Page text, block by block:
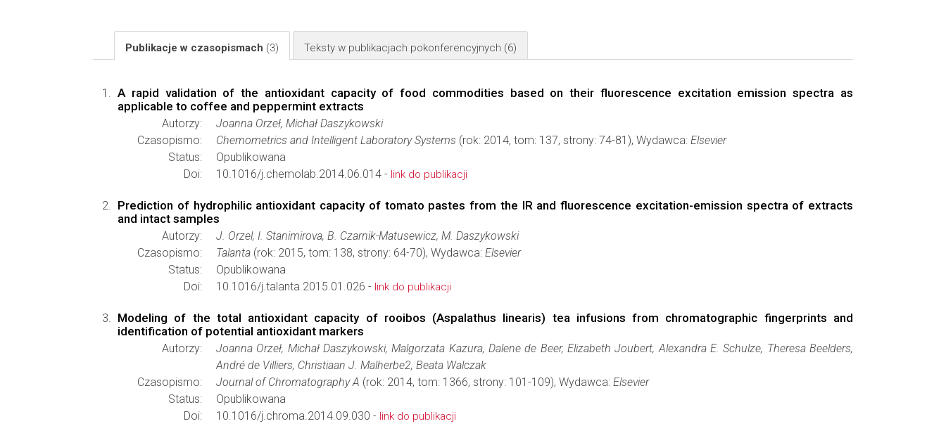
Publikacje w czasopismach (3) Teksty w publikacjach pokonferencyjnych (6)
A rapid validation of the antioxidant capacity of food commodities based on their fluorescence excitation emission spectra as
applicable to coffee and peppermint extracts
Autorzy:
Joanna Orzeł, Michał Daszykowski
Czasopismo:
Chemometrics and Intelligent Laboratory Systems (rok: 2014, tom: 137, strony: 74-81), Wydawca: Elsevier
Status:
Opublikowana
Doi:
10.1016/j.chemolab.2014.06.014 - link do publikacji
Prediction of hydrophilic antioxidant capacity of tomato pastes from the IR and fluorescence excitation-emission spectra of extracts
and intact samples
Autorzy:
J. Orzel, I. Stanimirova, B. Czarnik-Matusewicz, M. Daszykowski
Czasopismo:
Talanta (rok: 2015, tom: 138, strony: 64-70), Wydawca: Elsevier
Status:
Opublikowana
Doi:
10.1016/j.talanta.2015.01.026 - link do publikacji
Modeling of the total antioxidant capacity of rooibos (Aspalathus linearis) tea infusions from chromatographic fingerprints and
identification of potential antioxidant markers
Autorzy:
Joanna Orzeł, Michał Daszykowski, Malgorzata Kazura, Dalene de Beer, Elizabeth Joubert, Alexandra E. Schulze, Theresa Beelders,
André de Villiers, Christiaan J. Malherbe2, Beata Walczak
Czasopismo:
Journal of Chromatography A (rok: 2014, tom: 1366, strony: 101-109), Wydawca: Elsevier
Status:
Opublikowana
Doi:
10.1016/j.chroma.2014.09.030 - link do publikacji